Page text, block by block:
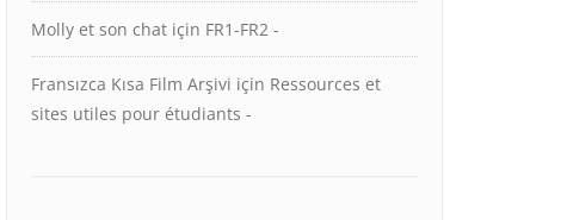
Molly et son chat için FR1-FR2 -
Fransızca Kısa Film Arşivi için Ressources et
sites utiles pour étudiants -